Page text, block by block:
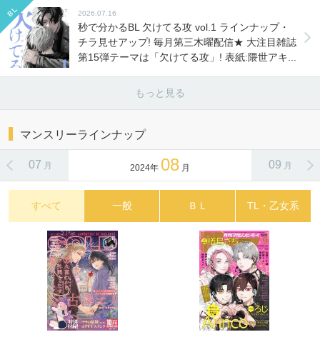
2026.07.16
秒で分かるBL 欠けてる攻 vol.1 ラインナップ・
チラ見せアップ! 毎月第三木曜配信★ 大注目雑誌
第15弾テーマは「欠けてる攻」! 表紙:隈世アキ...
もっと見る
マンスリーラインナップ
07 月 09 月
2024年 08 月
すべて 一般 ＢＬ TL・乙女系